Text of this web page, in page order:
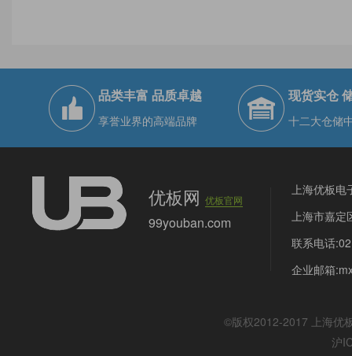
品类丰富 品质卓越
享誉业界的高端品牌
现货实仓
十二大仓储
优板网优板官网
99youban.com
上海优板电
上海市嘉定
联系电话
企业邮箱
©版权2012-2017 上海优
沪